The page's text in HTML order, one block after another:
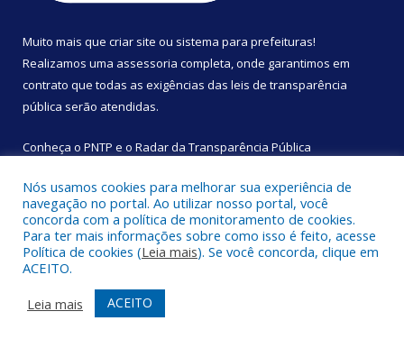
Muito mais que criar site ou sistema para prefeituras!
Realizamos uma assessoria completa, onde garantimos em
contrato que todas as exigências das leis de transparência
pública serão atendidas.
Conheça o PNTP e o Radar da Transparência Pública
Todos os direitos reservados a Câmara Municipal de São
Sebastião da Boa Vista.
Mapa do Site
Acessar Área Administrativa
Acessar Webmail
Nós usamos cookies para melhorar sua experiência de
navegação no portal. Ao utilizar nosso portal, você
concorda com a política de monitoramento de cookies.
Para ter mais informações sobre como isso é feito, acesse
Política de cookies (Leia mais). Se você concorda, clique em
ACEITO.
Leia mais
ACEITO